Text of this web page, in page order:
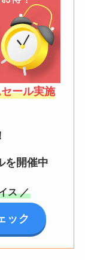
ール実施
を開催中
ス ／
ック